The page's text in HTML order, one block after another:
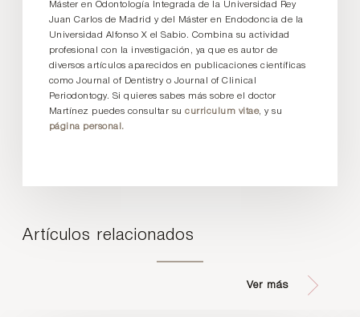
Máster en Odontología Integrada de la Universidad Rey
Juan Carlos de Madrid y del Máster en Endodoncia de la
Universidad Alfonso X el Sabio. Combina su actividad
profesional con la investigación, ya que es autor de
diversos artículos aparecidos en publicaciones científicas
como Journal of Dentistry o Journal of Clinical
Periodontogy. Si quieres sabes más sobre el doctor
Martínez puedes consultar sucurriculum vitae, y su
página personal.
Artículos relacionados
Ver más